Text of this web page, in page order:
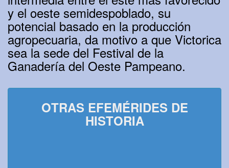
y el oeste semidespoblado, su
potencial basado en la producción
agropecuaria, da motivo a que Victorica
sea la sede del Festival de la
Ganadería del Oeste Pampeano.
OTRAS EFEMÉRIDES DE
HISTORIA